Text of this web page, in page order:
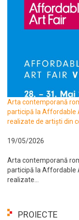
Arta contemporană
participă la Affordable
realizate de artiști din
19/05/2026
Arta contemporană
participă la Affordable
realizate...
PROIECTE